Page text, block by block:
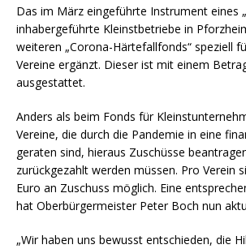
Das im März eingeführte Instrument eines
inhabergeführte Kleinstbetriebe in
weiteren „Corona-Härtefallfonds“ speziell
Vereine ergänzt. Dieser ist mit einem
ausgestattet.
Anders als beim Fonds für
Vereine, die durch die Pandemie in eine
geraten sind, hieraus Zuschüsse
zurückgezahlt werden müssen. Pro Verein
Euro an Zuschuss möglich. Eine
hat Oberbürgermeister Peter Boch nun
„Wir haben uns bewusst entschieden, die